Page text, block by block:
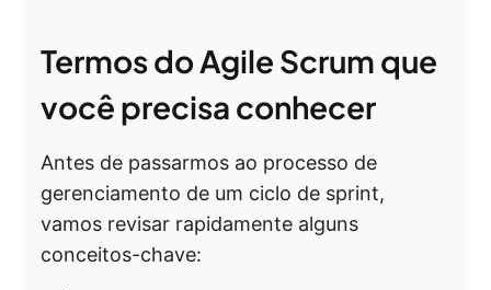
Termos do Agile Scrum que
você precisa conhecer
Antes de passarmos ao processo de
gerenciamento de um ciclo de sprint,
vamos revisar rapidamente alguns
conceitos-chave: